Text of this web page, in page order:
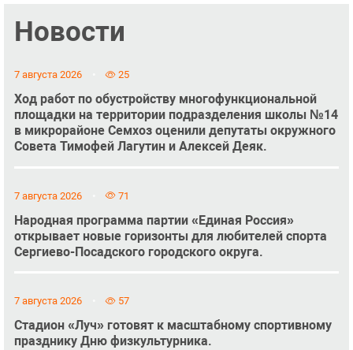
Новости
7 августа 2026 25
Ход работ по обустройству многофункциональной
площадки на территории подразделения школы №14
в микрорайоне Семхоз оценили депутаты окружного
Совета Тимофей Лагутин и Алексей Деяк.
7 августа 2026 71
Народная программа партии «Единая Россия»
открывает новые горизонты для любителей спорта
Сергиево-Посадского городского округа.
7 августа 2026 57
Стадион «Луч» готовят к масштабному спортивному
празднику Дню физкультурника.